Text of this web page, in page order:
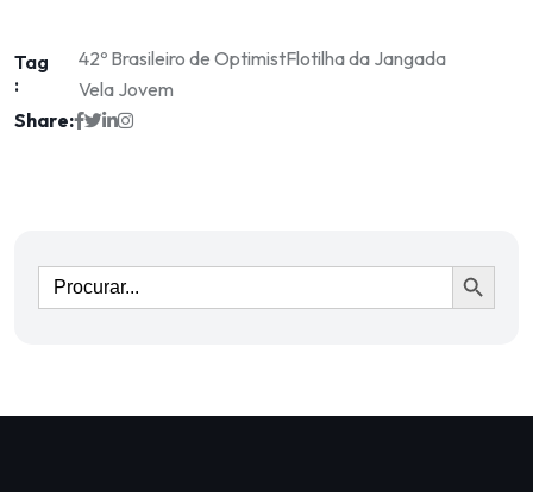
Tag
:
42º Brasileiro de OptimistFlotilha da Jangada
Vela Jovem
Share:
Ir